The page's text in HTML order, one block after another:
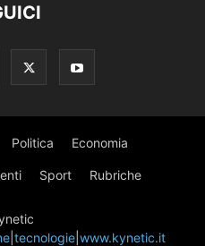
Politica Economia
Sport Rubriche
tecnologie www.kynetic.it